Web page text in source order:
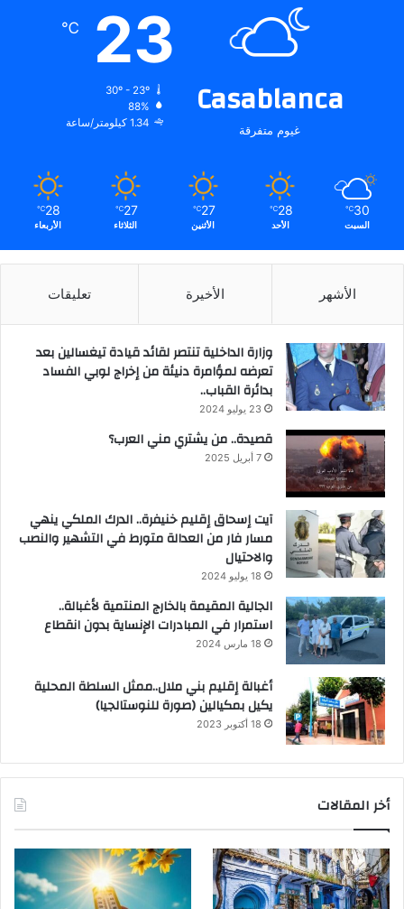
Casablanca
غيوم متفرقة
23
℃
30º - 23º
88%
1.34 كيلومتر/ساعة
30
℃
السبت
28
℃
الأحد
27
℃
الأثنين
27
℃
الثلاثاء
28
℃
الأربعاء
الأشهر الأخيرة تعليقات
وزارة الداخلية تنتصر لقائد قيادة تيغسالين بعد
تعرضه لمؤامرة دنيئة من إخراج لوبي الفساد
بدائرة القباب..
23 يوليو 2024
قصيدة.. من يشتري مني العرب؟
7 أبريل 2025
آيت إسحاق إقليم خنيفرة.. الدرك الملكي ينهي
مسار فار من العدالة متورط في التشهير والنصب
والاحتيال
18 يوليو 2024
الجالية المقيمة بالخارج المنتمية لأغبالة..
استمرار في المبادرات الإنساية بدون انقطاع
18 مارس 2024
أغبالة إقليم بني ملال..ممثل السلطة المحلية
يكيل بمكيالين (صورة للنوستالجيا)
18 أكتوبر 2023
أخر المقالات